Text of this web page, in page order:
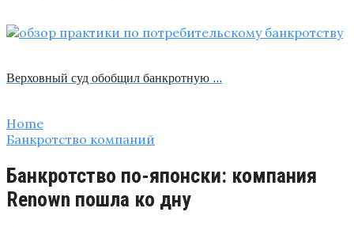
Верховный суд обобщил банкротную …
Home
Банкротство компаний
Банкротство по-японски: компания
Renown пошла ко дну